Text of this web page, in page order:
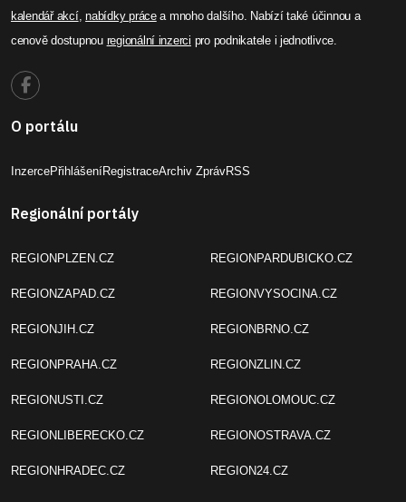
kalendář akcí,nabídky prácea mnoho dalšího. Nabízí také účinnou a
cenově dostupnou regionální inzerci pro podnikatele i jednotlivce.
O portálu
InzercePřihlášeníRegistraceArchiv ZprávRSS
Regionální portály
REGIONPLZEN.CZ
REGIONZAPAD.CZ
REGIONJIH.CZ
REGIONPRAHA.CZ
REGIONUSTI.CZ
REGIONLIBERECKO.CZ
REGIONHRADEC.CZ
REGIONPARDUBICKO.CZ
REGIONVYSOCINA.CZ
REGIONBRNO.CZ
REGIONZLIN.CZ
REGIONOLOMOUC.CZ
REGIONOSTRAVA.CZ
REGION24.CZ